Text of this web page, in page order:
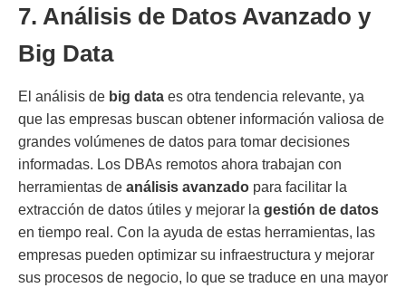
7. Análisis de Datos Avanzado y
Big Data
El análisis de big data es otra tendencia relevante, ya
que las empresas buscan obtener información valiosa de
grandes volúmenes de datos para tomar decisiones
informadas. Los DBAs remotos ahora trabajan con
herramientas de análisis avanzado para facilitar la
extracción de datos útiles y mejorar la gestión de datos
en tiempo real. Con la ayuda de estas herramientas, las
empresas pueden optimizar su infraestructura y mejorar
sus procesos de negocio, lo que se traduce en una mayor